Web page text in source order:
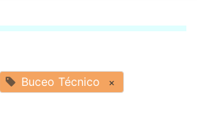
Buceo Técnico ×